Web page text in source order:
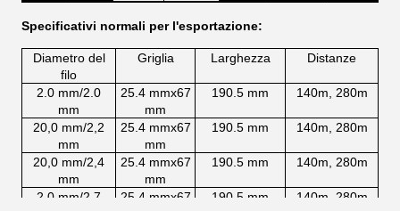
W
mm
Specificativi normali per l'esportazione:
Diametro del
filo
Griglia Larghezza Distanze
2.0 mm/2.0
mm
25.4 mmx67
mm
190.5 mm 140m, 280m
20,0 mm/2,2
mm
25.4 mmx67
mm
190.5 mm 140m, 280m
20,0 mm/2,4
mm
25.4 mmx67
mm
190.5 mm 140m, 280m
2.0 mm/2.7
25.4 mmx67
190.5 mm 140m, 280m